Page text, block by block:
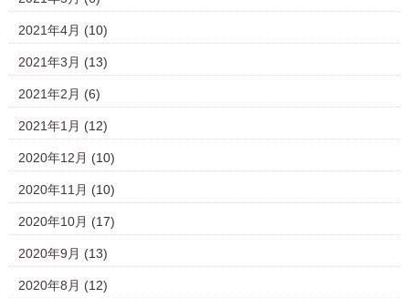
2021年4月 (10)
2021年3月 (13)
2021年2月 (6)
2021年1月 (12)
2020年12月 (10)
2020年11月 (10)
2020年10月 (17)
2020年9月 (13)
2020年8月 (12)